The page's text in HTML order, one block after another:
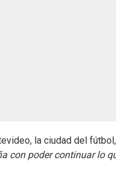
la ciudad del fútbol,
con poder continuar lo